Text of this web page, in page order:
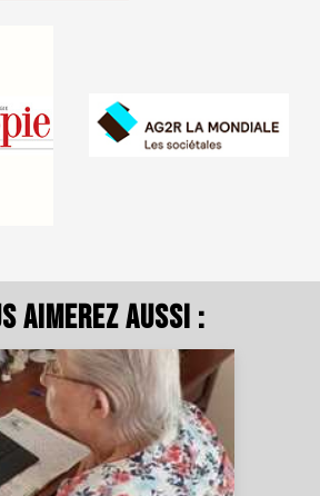
aimerez aussi :